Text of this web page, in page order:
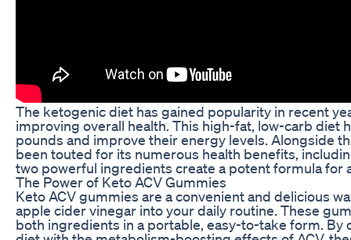
The ketogenic diet has gained popularity in recent
improving overall health. This high-fat, low-carb diet
pounds and improve their energy levels. Alongside
been touted for its numerous health benefits,
two powerful ingredients create a potent formula for
The Power of Keto ACV Gummies
Keto ACV gummies are a convenient and delicious
apple cider vinegar into your daily routine. These
both ingredients in a portable, easy-to-take form.